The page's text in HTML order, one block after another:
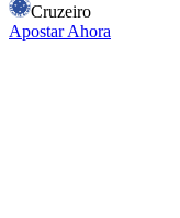
Cruzeiro
Apostar Ahora